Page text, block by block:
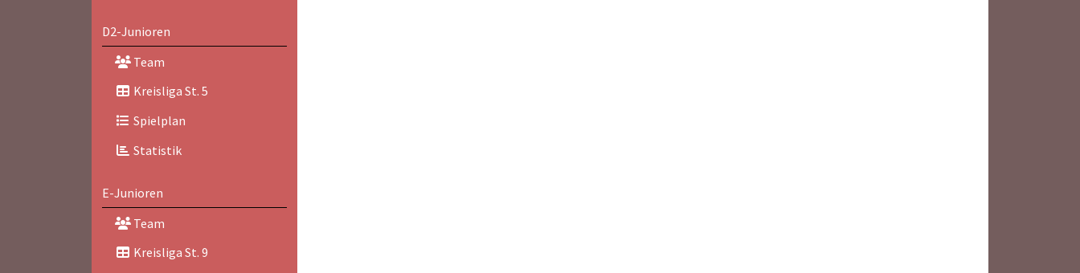
D2-Junioren
Team
Kreisliga St. 5
Spielplan
Statistik
E-Junioren
Team
Kreisliga St. 9